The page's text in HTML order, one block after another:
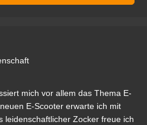
mich vor allem das Thema E-
E-Scooter erwarte ich mit
leidenschaftlicher Zocker freue ich